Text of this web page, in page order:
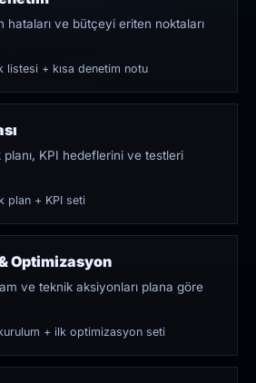
hataları ve bütçeyi eriten noktaları
listesi + kısa denetim notu
planı, KPI hedeflerini ve testleri
plan + KPI seti
Optimizasyon
ve teknik aksiyonları plana göre
+ ilk optimizasyon seti